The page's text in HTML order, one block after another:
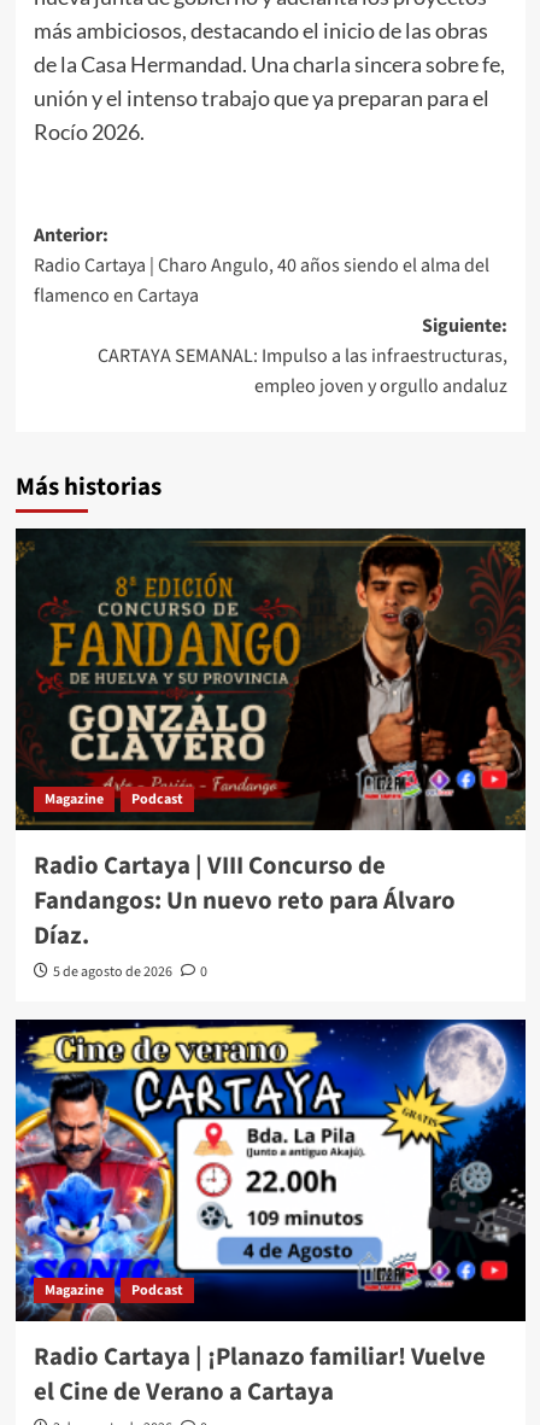
más ambiciosos, destacando el inicio de las obras
de la Casa Hermandad. Una charla sincera sobre fe,
unión y el intenso trabajo que ya preparan para el
Rocío 2026.
Anterior:
Radio Cartaya | Charo Angulo, 40 años siendo el alma del
flamenco en Cartaya
Siguiente:
CARTAYA SEMANAL: Impulso a las infraestructuras,
empleo joven y orgullo andaluz
Más historias
Magazine Podcast
Radio Cartaya | VIII Concurso de
Fandangos: Un nuevo reto para Álvaro
Díaz.
5 de agosto de 2026 0
Magazine Podcast
Radio Cartaya | ¡Planazo familiar! Vuelve
el Cine de Verano a Cartaya